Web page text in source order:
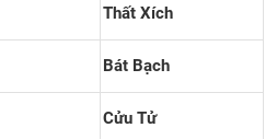
Thất Xích
Bát Bạch
Cửu Tử